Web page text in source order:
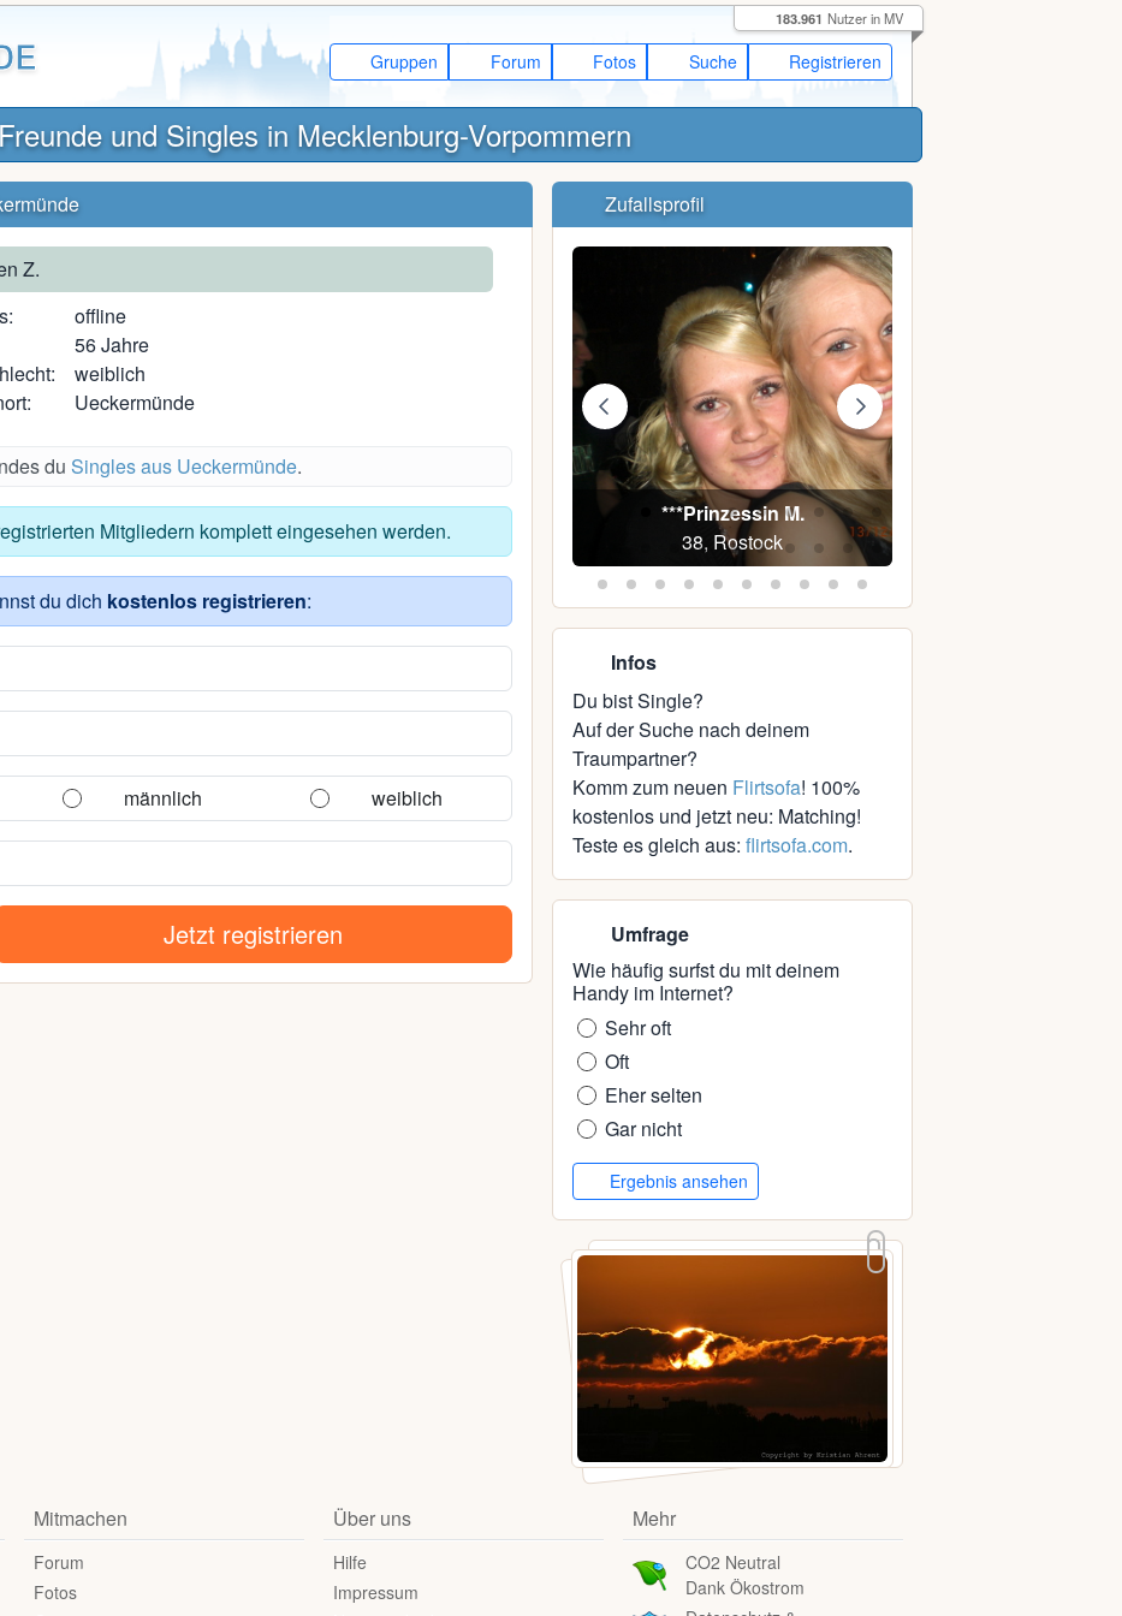
Gruppen Forum Fotos Suche Registrieren
183.961 Nutzer in MV
Freunde und Singles in Mecklenburg-Vorpommern
Z.
offline
56 Jahre
weiblich
Ueckermünde
du Singles aus Ueckermünde.
Mitgliedern komplett eingesehen werden.
du dich kostenlos registrieren:
männlich weiblich
Jetzt registrieren
Zufallsprofil
***Prinzessin M.
38, Rostock
Andreas S.
48, Alt Zachun
Infos
Du bist Single?
Auf der Suche nach deinem
Traumpartner?
Komm zum neuen Flirtsofa! 100%
kostenlos und jetzt neu: Matching!
Teste es gleich aus: flirtsofa.com.
Umfrage
Wie häufig surfst du mit deinem
Handy im Internet?
Sehr oft
Oft
Eher selten
Gar nicht
Ergebnis ansehen
Mitmachen
Forum
Fotos
Über uns
Hilfe
Impressum
Mehr
CO2 Neutral
Dank Ökostrom